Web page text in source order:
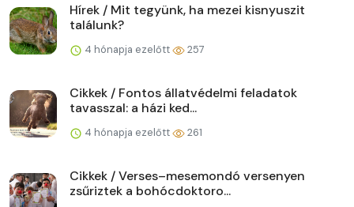
Hírek / Mit tegyünk, ha mezei kisnyuszit
találunk?
4 hónapja ezelőtt 257
Cikkek / Fontos állatvédelmi feladatok
tavasszal: a házi ked...
4 hónapja ezelőtt 261
Cikkek / Verses–mesemondó versenyen
zsűriztek a bohócdoktoro...